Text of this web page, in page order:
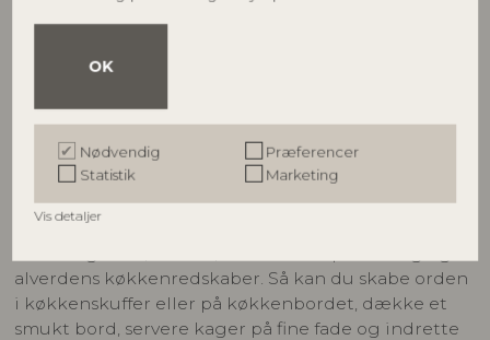
OK
Nødvendig
Præferencer
Statistik
Marketing
Vis detaljer
opbevaring til stuen, der både er funktionel og
magasinholdere til kasser i naturmaterialer.
Boliginteriør til køkkenet
Vi har alt, hvad du drømmer om til at indrette et
smukt køkken i moderne skandinavisk stil. Se vores
store udvalg af stel i stentøj, skærebrætter,
alverdens køkkenredskaber. Så kan du skabe orden
i køkkenskuffer eller på køkkenbordet, dække et
smukt bord, servere kager på fine fade og indrette